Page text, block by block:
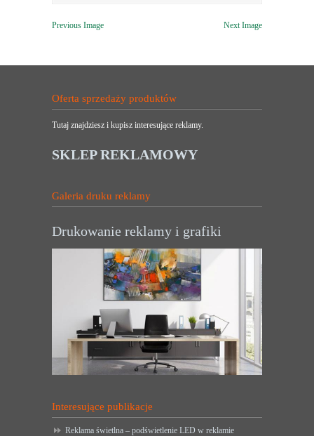
Previous Image Next Image
Oferta sprzedaży produktów
Tutaj znajdziesz i kupisz interesujące reklamy.
SKLEP REKLAMOWY
Galeria druku reklamy
Drukowanie reklamy i grafiki
Interesujące publikacje
Reklama świetlna – podświetlenie LED w reklamie